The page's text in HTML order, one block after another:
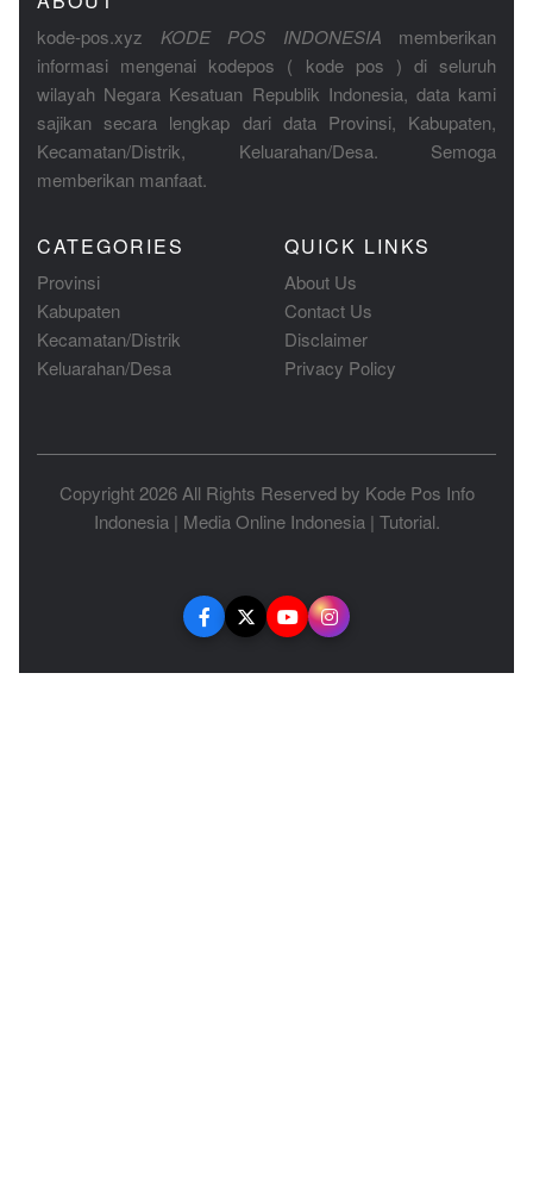
kode-pos.xyz KODE POS INDONESIA memberikan
informasi mengenai kodepos ( kode pos ) di seluruh
wilayah Negara Kesatuan Republik Indonesia, data kami
sajikan secara lengkap dari data Provinsi, Kabupaten,
Kecamatan/Distrik, Keluarahan/Desa. Semoga
memberikan manfaat.
CATEGORIES
Provinsi
Kabupaten
Kecamatan/Distrik
Keluarahan/Desa
QUICK LINKS
About Us
Contact Us
Disclaimer
Privacy Policy
Copyright 2026 All Rights Reserved by Kode Pos Info
Indonesia| Media Online Indonesia| Tutorial.